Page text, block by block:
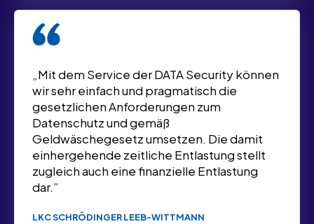
„Mit dem Service der DATA Security können
wir sehr einfach und pragmatisch die
gesetzlichen Anforderungen zum
Datenschutz und gemäß
Geldwäschegesetz umsetzen. Die damit
einhergehende zeitliche Entlastung stellt
zugleich auch eine finanzielle Entlastung
dar.”
LKC SCHRÖDINGER LEEB-WITTMANN